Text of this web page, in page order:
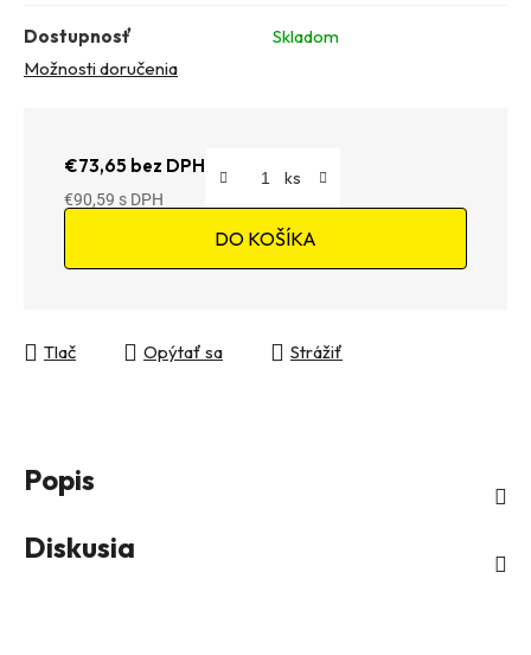
Dostupnosť
Skladom
Možnosti doručenia
€73,65 bez DPH
€90,59
DO KOŠÍKA
Tlač Opýtať sa Strážiť
Popis
Diskusia